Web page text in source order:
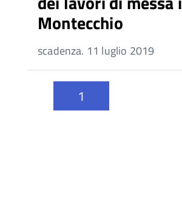
Montecchio
scadenza. 11 luglio 2019
1